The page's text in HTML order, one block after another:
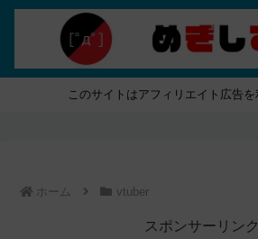
このサイトはアフィリエイト広告
ホーム vtuber
スポンサーリンク